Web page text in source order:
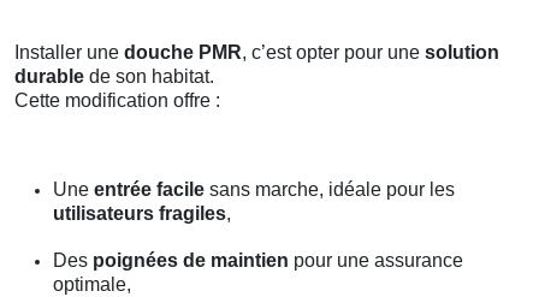
Installer une douche PMR, c’est opter pour une solution
durable de son habitat.
Cette modification offre :
Une entrée facile sans marche, idéale pour les
utilisateurs fragiles,
Des poignées de maintien pour une assurance
optimale,